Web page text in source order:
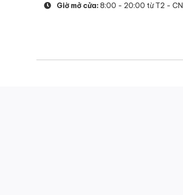
Giờ mở cửa: 8:00 - 20:00 từ T2 - CN